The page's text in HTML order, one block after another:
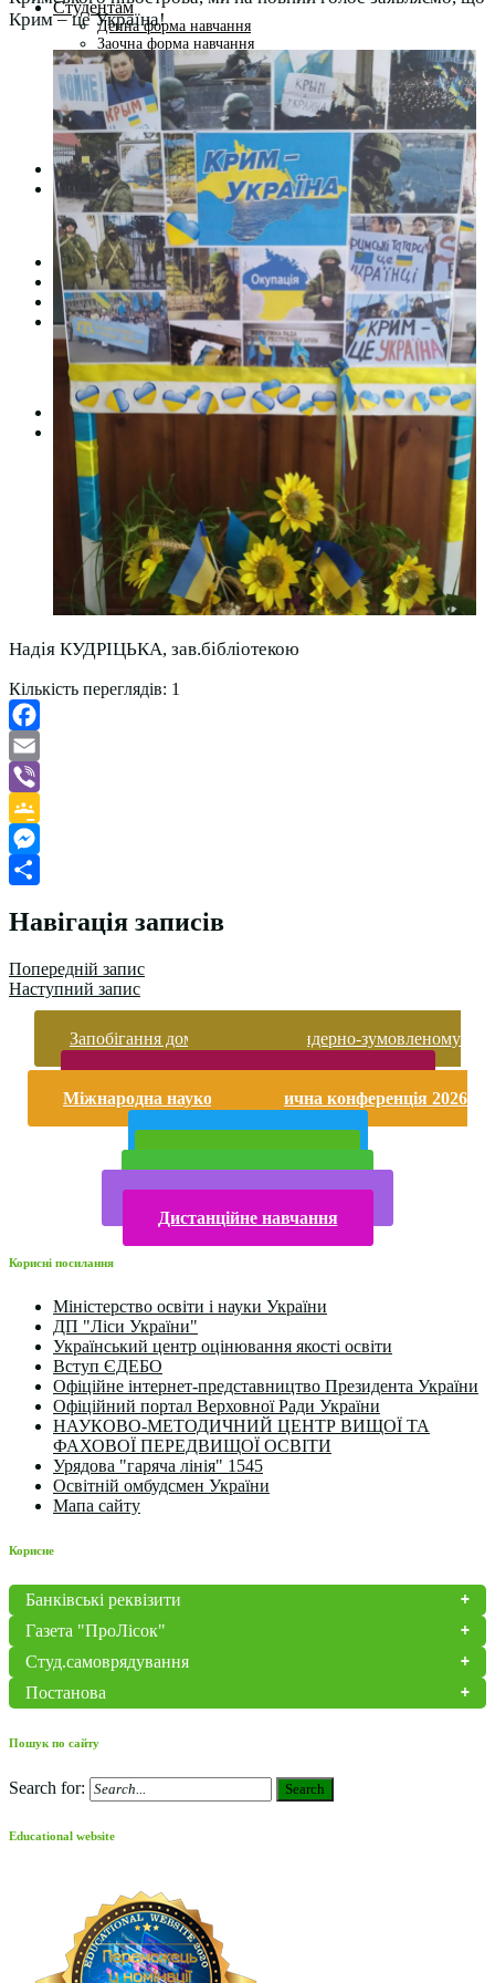
Студентам
Денна форма навчання
Заочна форма навчання
Студентська рада
Документація. Карантин
Документація. Воєнний стан
Центр кар’єри та працевлаштування
Центр дуальної освіти
Неформальна та інформальна освіта
Вступникам
Міжнародне співробітництво
Міжнародне співробітництво для викладачів
Міжнародне співробітництво для студентів
Угоди та договори
Вісник
Контакти
Публічність
Кваліфікаційний центр МФК
Нормативно-правова база
Форма заяви здобувача
Перелік професій
Професійні стандарти
Майстри сервісних центрів
Про формальну, неформальну та інформальну освіту
Крим – це Україна!
Надія КУДРІЦЬКА, зав.бібліотекою
Кількість переглядів: 1
Facebook
Email
Viber
Google
Classroom
Messenger
Навігація записів
Попередній запис
Наступний запис
Запобігання домашньому та гендерно-зумовленому
Міжнародна науково-практична конференція 2026
Дистанційне навчання
Корисні посилання
Міністерство освіти і науки України
ДП "Ліси України"
Український центр оцінювання якості освіти
Вступ ЄДЕБО
Офіційне інтернет-представництво Президента України
Офіційний портал Верховної Ради України
НАУКОВО-МЕТОДИЧНИЙ ЦЕНТР ВИЩОЇ ТА
ФАХОВОЇ ПЕРЕДВИЩОЇ ОСВІТИ
Урядова "гаряча лінія" 1545
Освітній омбудсмен України
Мапа сайту
Корисне
Банківські реквізити
Газета "ПроЛісок"
Студ.самоврядування
Постанова
Пошук по сайту
Search for: Search
Educational website